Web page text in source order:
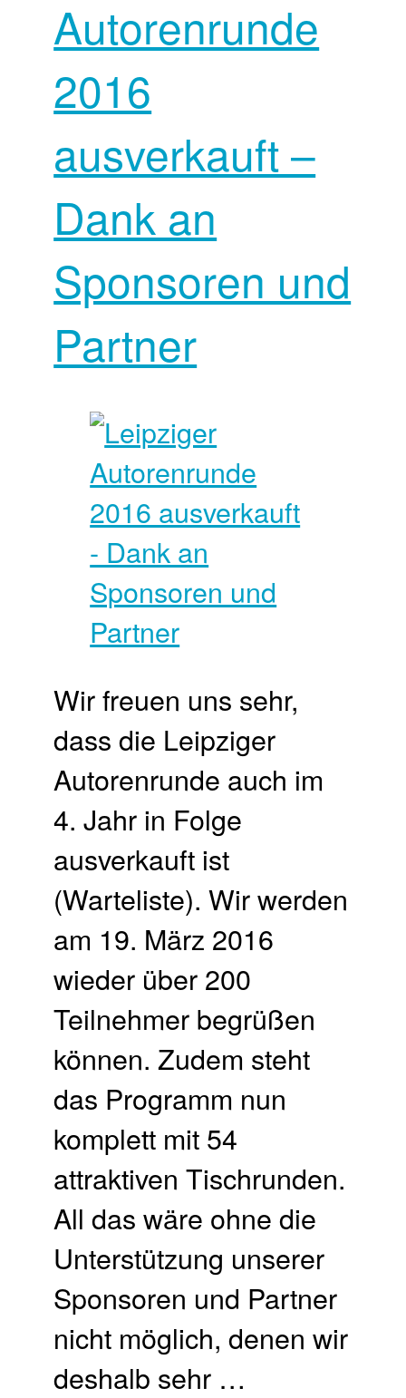
Autorenrunde
2016
ausverkauft –
Dank an
Sponsoren und
Partner
Wir freuen uns sehr,
dass die Leipziger
Autorenrunde auch im
4. Jahr in Folge
ausverkauft ist
(Warteliste). Wir werden
am 19. März 2016
wieder über 200
Teilnehmer begrüßen
können. Zudem steht
das Programm nun
komplett mit 54
attraktiven Tischrunden.
All das wäre ohne die
Unterstützung unserer
Sponsoren und Partner
nicht möglich, denen wir
deshalb sehr …